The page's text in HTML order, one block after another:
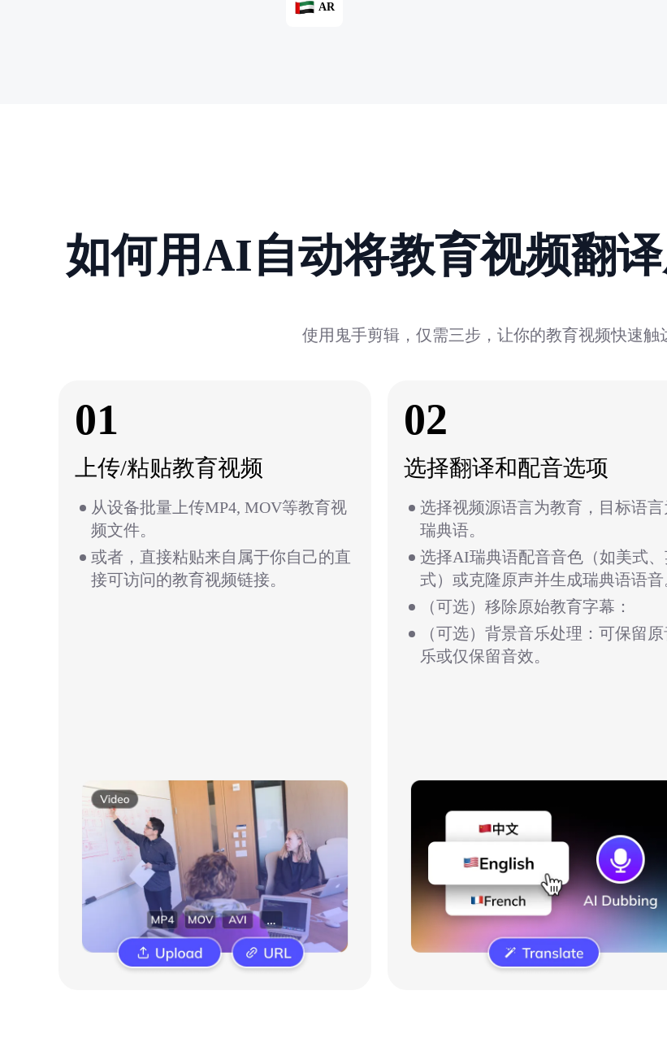
AR
如何用AI自动将教育视频翻
使用鬼手剪辑，仅需三步，让你的教育视频快速触
01
上传/粘贴教育视频
从设备批量上传MP4, MOV等教育视
频文件。
或者，直接粘贴来自属于你自己的直
接可访问的教育视频链接。
02
选择翻译和配音选项
选择视频源语言为教育，目标语言
瑞典语。
选择AI瑞典语配音音色（如美式
式）或克隆原声并生成瑞典语语音
（可选）移除原始教育字幕：
（可选）背景音乐处理：可保留原
乐或仅保留音效。